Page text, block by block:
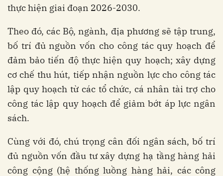
thực hiện giai đoạn 2026-2030.
Theo đó, các Bộ, ngành, địa phương sẽ tập trung,
bố trí đủ nguồn vốn cho công tác quy hoạch để
đảm bảo tiến độ thực hiện quy hoạch; xây dựng
cơ chế thu hút, tiếp nhận nguồn lực cho công tác
lập quy hoạch từ các tổ chức, cá nhân tài trợ cho
công tác lập quy hoạch để giảm bớt áp lực ngân
sách.
Cùng với đó, chú trọng cân đối ngân sách, bố trí
đủ nguồn vốn đầu tư xây dựng hạ tầng hàng hải
công cộng (hệ thống luồng hàng hải, các công